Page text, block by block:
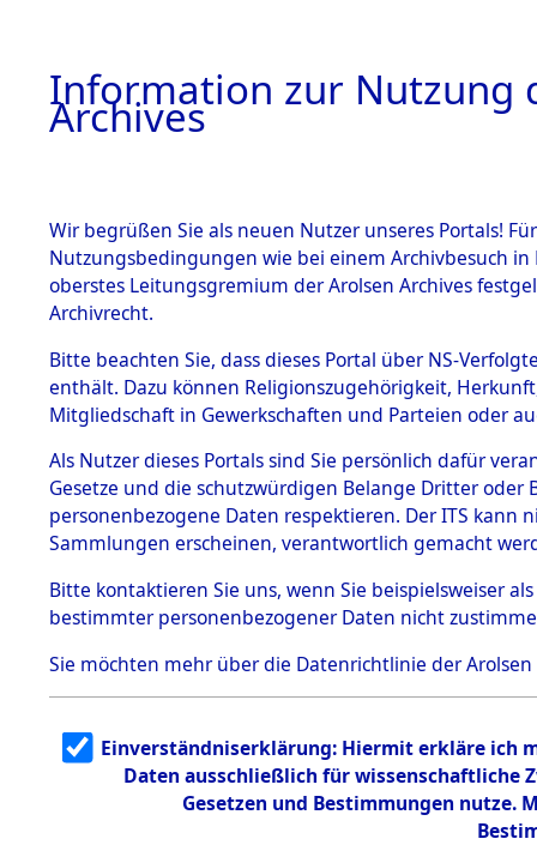
BESTÄNDE
1.
mente
5. Verschiedenes
5.3
Todesmärsche
5.3.1 Alliierte
Erhebungen
zu
Todesmärsch
en
5.3.2
g
5.3.3
Todesmärsch
Oldenburg
Information zur Nutzung
Archives
Wir begrüßen Sie als neuen Nutzer unseres Portals!
Nutzungsbedingungen wie bei einem Archivbesuch
oberstes Leitungsgremium der Arolsen Archives
Archivrecht.
Bitte beachten Sie, dass dieses Portal über NS-
enthält. Dazu können Religionszugehörigkeit,
Mitgliedschaft in Gewerkschaften und Parteien oder
Als Nutzer dieses Portals sind Sie persönlich dafür
Gesetze und die schutzwürdigen Belange Dritter
personenbezogene Daten respektieren. Der ITS
Sammlungen erscheinen, verantwortlich gemacht
Bitte kontaktieren Sie uns, wenn Sie beispielsweiser
bestimmter personenbezogener Daten nicht
Sie möchten mehr über die Datenrichtlinie der Arolsen
Einverständniserklärung: Hiermit erkläre ich
Daten ausschließlich für wissenschaftliche
Gesetzen und Bestimmungen nutze.